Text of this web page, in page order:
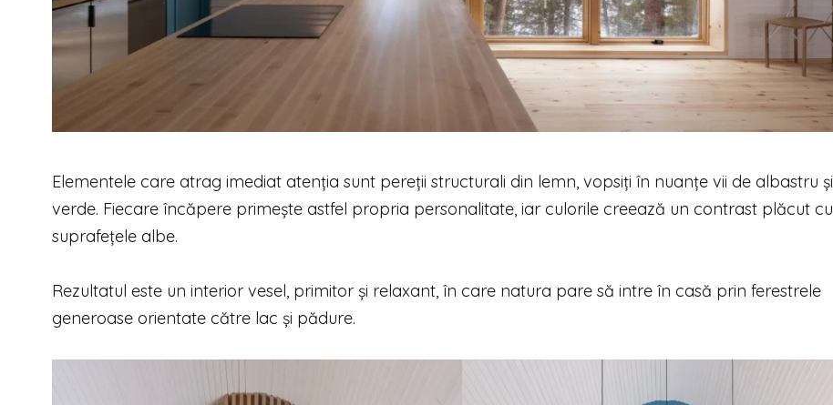
Elementele care atrag imediat atenția sunt pereții structurali din lemn, vopsiți în nuanțe vii de albastru și
verde. Fiecare încăpere primește astfel propria personalitate, iar culorile creează un contrast plăcut cu
suprafețele albe.
Rezultatul este un interior vesel, primitor și relaxant, în care natura pare să intre în casă prin ferestrele
generoase orientate către lac și pădure.